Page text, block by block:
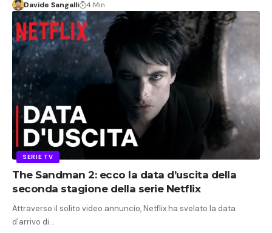
Davide Sangalli 4 Min
SERIE TV
The Sandman 2: ecco la data d’uscita della
seconda stagione della serie Netflix
Attraverso il solito video annuncio, Netflix ha svelato la data
d'arrivo di…